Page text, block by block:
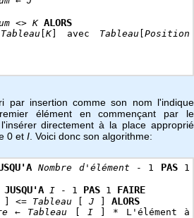
<> K ALORS
Tableau K] avec Tableau [Position
par insertion comme son nom l'indique
élément en commençant par le
directement à la place approprié
0 et I. Voici donc son algorithme:
Nombre d'élément - 1 PAS1
JUSQU'A I - 1 PAS 1 FAIRE
] <= Tableau J ALORS
← Tableau I] * L'élément à